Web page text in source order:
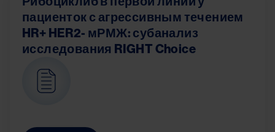
пациенток с агрессивным течением
HR+ HER2- мРМЖ: субанализ
исследования RIGHT Choice